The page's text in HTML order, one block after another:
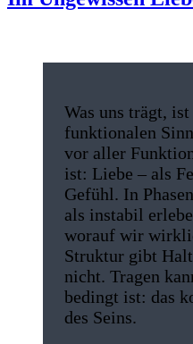
Was uns trägt,
funktionalen
vor aller
ist: Liebe – als
Gefühl. In
als instabil
worauf wir
Struktur gibt
nicht. Tragen
bedingt ist: das
des Seins.